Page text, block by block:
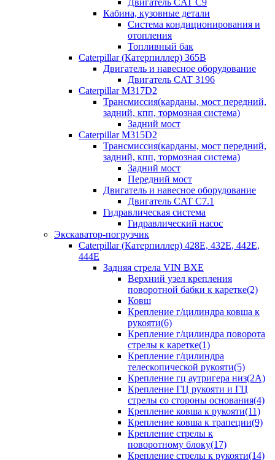
Двигатель CAT C9
Кабина, кузовные детали
Система кондиционирования и
отопления
Топливный бак
Caterpillar (Катерпиллер) 365B
Двигатель и навесное оборудование
Двигатель CAT 3196
Caterpillar M317D2
Трансмиссия(карданы, мост передний,
задний, кпп, тормозная система)
Задний мост
Caterpillar M315D2
Трансмиссия(карданы, мост передний,
задний, кпп, тормозная система)
Задний мост
Передний мост
Двигатель и навесное оборудование
Двигатель CAT C7.1
Гидравлическая система
Гидравлический насос
Экскаватор-погрузчик
Caterpillar (Катерпиллер) 428E, 432E, 442E,
444E
Задняя стрела VIN BXE
Верхний узел крепления
поворотной бабки к каретке(2)
Ковш
Крепление г/цилиндра ковша к
рукояти(6)
Крепление г/цилиндра поворота
стрелы к каретке(1)
Крепление г/цилиндра
телескопической рукояти(5)
Крепление гц аутригера низ(2А)
Крепление ГЦ рукояти и ГЦ
стрелы со стороны основания(4)
Крепление ковша к рукояти(11)
Крепление ковша к трапеции(9)
Крепление стрелы к
поворотному блоку(17)
Крепление стрелы к рукояти(14)